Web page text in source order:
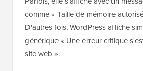
comme « Taille de mémoire
D'autres fois, WordPress affiche
générique « Une erreur critique
site web ».